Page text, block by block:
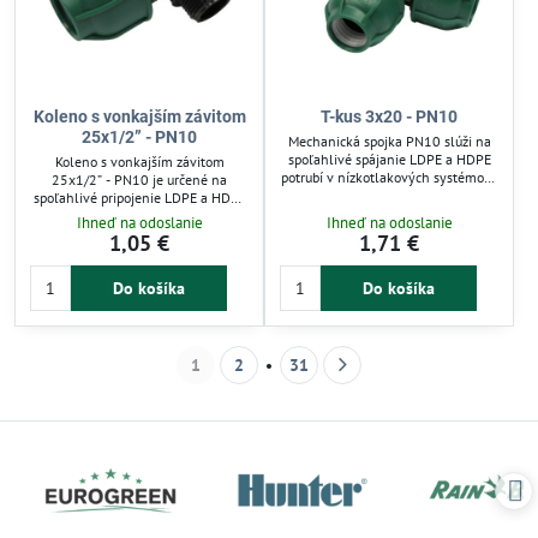
Koleno s vonkajším závitom
25x1/2” - PN10
Koleno s vonkajším závitom
25x1/2” - PN10 je určené na
spoľahlivé pripojenie LDPE a HDPE
potrubí v zavlažovacích systémoch
so studenou vodou do 10 barov.
Mechanická spojka umožňuje
jednoduchú montáž bez
špeciálneho náradia a opakované
rozvody v záhradnej automatickej
identifikáciu PN10 spojok.
Ihneď na odoslanie
1,05 €
Do košíka
T-kus 3x20 - PN10
Mechanická spojka PN10 slúži na
spoľahlivé spájanie LDPE a HDPE
potrubí v nízkotlakových systémoch
špeciálneho náradia a opakované
použitie. Vďaka integrovanej
tesniacej manžete zabezpečuje
pevné a úniky zabraňujúce spojenie.
Ihneď na odoslanie
1,71 €
Do košíka
1 2 31